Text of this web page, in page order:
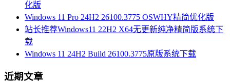
化版
Windows 11 Pro 24H2 26100.3775 OSWHY精简优化版
站长推荐Windows11 22H2 X64无更新纯净精简版系统下
载
Windows 11 24H2 Build 26100.3775原版系统下载
近期文章